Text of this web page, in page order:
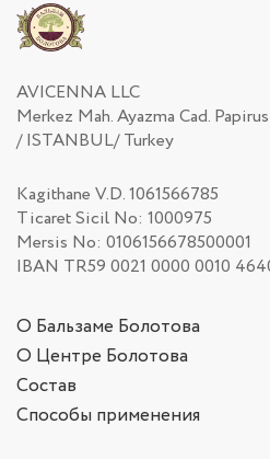
AVICENNA LLC
Merkez Mah. Ayazma Cad.
/ ISTANBUL/ Turkey
Kagithane V.D. 1061566785
Ticaret Sicil No: 1000975
Mersis No: 0106156678500001
IBAN TR59 0021 0000 0010
О Бальзаме Болотова
О Центре Болотова
Состав
Способы применения